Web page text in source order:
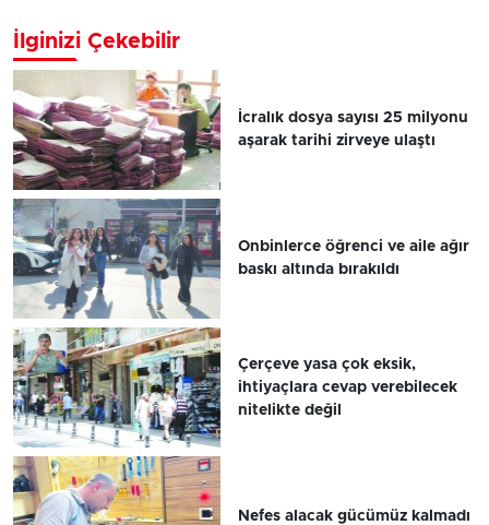
İlginizi Çekebilir
İcralık dosya sayısı 25 milyonu
aşarak tarihi zirveye ulaştı
Onbinlerce öğrenci ve aile ağır
baskı altında bırakıldı
Çerçeve yasa çok eksik,
ihtiyaçlara cevap verebilecek
nitelikte değil
Nefes alacak gücümüz kalmadı